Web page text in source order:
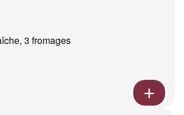
3 fromages